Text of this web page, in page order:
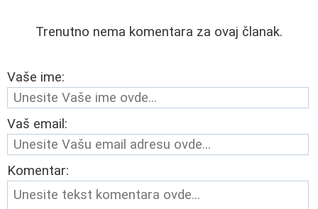
Trenutno nema komentara za ovaj članak.
Vaše ime:
Vaš email:
Komentar: